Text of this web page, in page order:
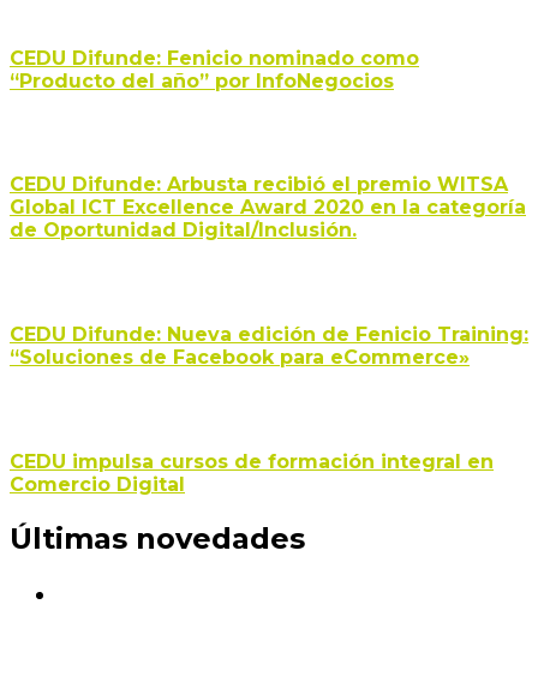
CEDU Difunde: Fenicio nominado como
“Producto del año” por InfoNegocios
CEDU Difunde: Arbusta recibió el premio WITSA
Global ICT Excellence Award 2020 en la categoría
de Oportunidad Digital/Inclusión.
CEDU Difunde: Nueva edición de Fenicio Training:
“Soluciones de Facebook para eCommerce»
CEDU impulsa cursos de formación integral en
Comercio Digital
Últimas novedades